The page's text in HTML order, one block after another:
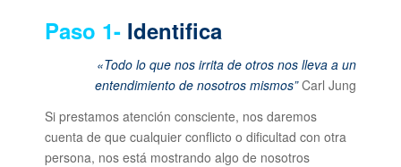
Paso 1-Identifica
«Todo lo que nos irrita de otros nos lleva a un
entendimiento de nosotros mismos”Carl Jung
Si prestamos atención consciente, nos daremos
cuenta de que cualquier conflicto o dificultad con otra
persona, nos está mostrando algo de nosotros